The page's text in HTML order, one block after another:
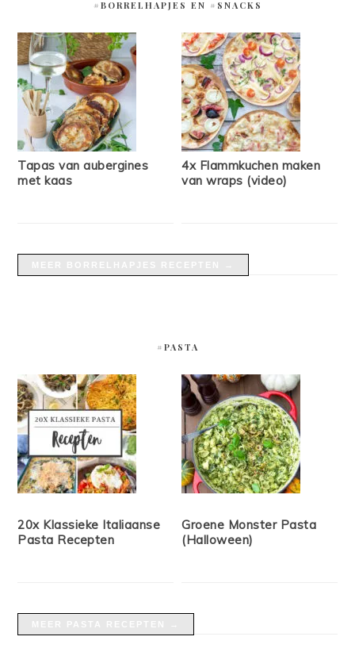
#BORRELHAPJES EN #SNACKS
Tapas van aubergines
met kaas
4x Flammkuchen maken
van wraps (video)
#PASTA
20x Klassieke Italiaanse
Pasta Recepten
Groene Monster Pasta
(Halloween)